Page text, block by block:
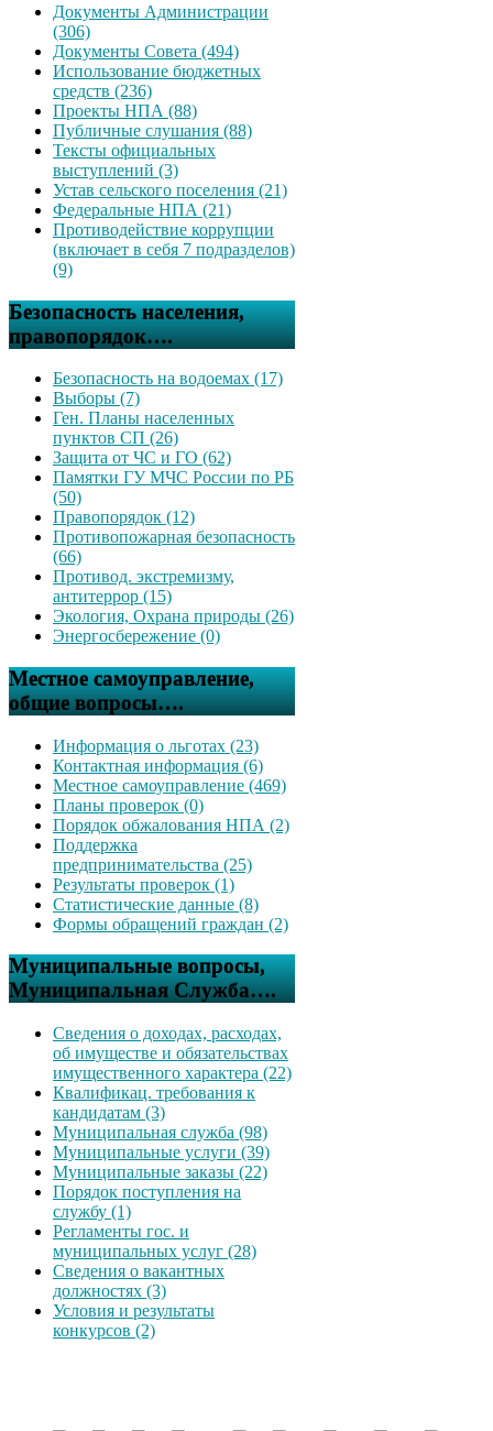
Документы Администрации
(306)
Документы Совета (494)
Использование бюджетных
средств (236)
Проекты НПА (88)
Публичные слушания (88)
Тексты официальных
выступлений (3)
Устав сельского поселения (21)
Федеральные НПА (21)
Противодействие коррупции
(включает в себя 7 подразделов)
(9)
Безопасность населения,
правопорядок….
Безопасность на водоемах (17)
Выборы (7)
Ген. Планы населенных
пунктов СП (26)
Защита от ЧС и ГО (62)
Памятки ГУ МЧС России по РБ
(50)
Правопорядок (12)
Противопожарная безопасность
(66)
Противод. экстремизму,
антитеррор (15)
Экология, Охрана природы (26)
Энергосбережение (0)
Местное самоуправление,
общие вопросы….
Информация о льготах (23)
Контактная информация (6)
Местное самоуправление (469)
Планы проверок (0)
Порядок обжалования НПА (2)
Поддержка
предпринимательства (25)
Результаты проверок (1)
Статистические данные (8)
Формы обращений граждан (2)
Муниципальные вопросы,
Муниципальная Служба….
Сведения о доходах, расходах,
об имуществе и обязательствах
имущественного характера (22)
Квалификац. требования к
кандидатам (3)
Муниципальная служба (98)
Муниципальные услуги (39)
Муниципальные заказы (22)
Порядок поступления на
службу (1)
Регламенты гос. и
муниципальных услуг (28)
Сведения о вакантных
должностях (3)
Условия и результаты
конкурсов (2)